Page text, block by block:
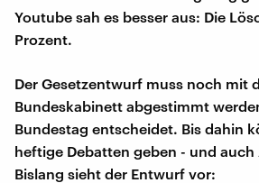
Youtube sah es besser aus: Die
Prozent.
Der Gesetzentwurf muss noch mit
Bundeskabinett abgestimmt
Bundestag entscheidet. Bis dahin
heftige Debatten geben - und auch
Bislang sieht der Entwurf vor: